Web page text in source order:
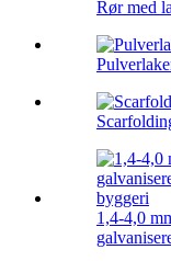
Rør med
1,4-4,0